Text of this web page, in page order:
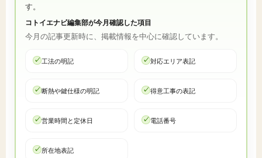
す。
コトイエナビ編集部が今月確認した項目
今月の記事更新時に、掲載情報を中心に確認しています。
工法の明記 対応エリア表記
断熱や鍵仕様の明記 得意工事の表記
営業時間と定休日 電話番号
所在地表記